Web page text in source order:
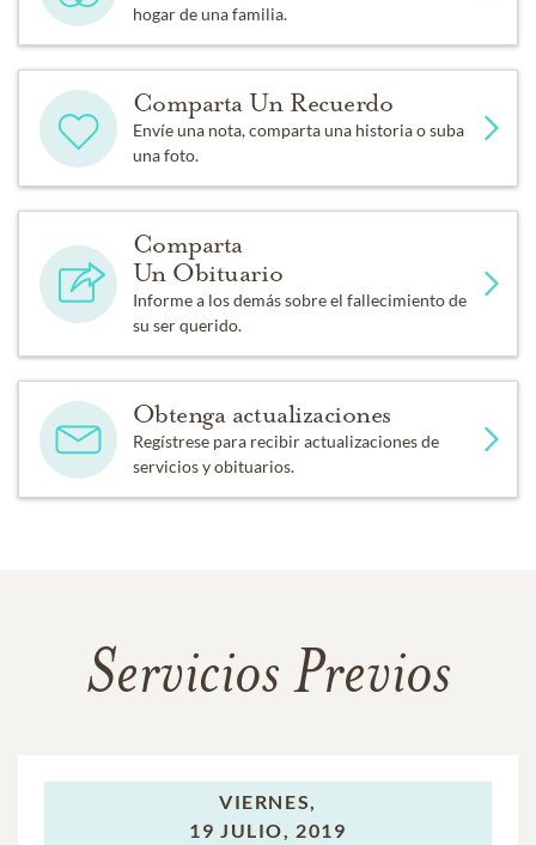
hogar de una familia.
Comparta Un Recuerdo
Envíe una nota, comparta una historia o suba
una foto.
Comparta
Un Obituario
Informe a los demás sobre el fallecimiento de
su ser querido.
Obtenga actualizaciones
Regístrese para recibir actualizaciones de
servicios y obituarios.
Servicios Previos
VIERNES,
19 JULIO, 2019